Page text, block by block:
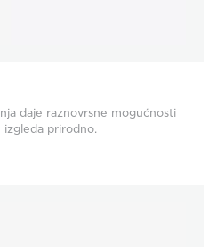
daje raznovrsne mogućnosti
izgleda prirodno.